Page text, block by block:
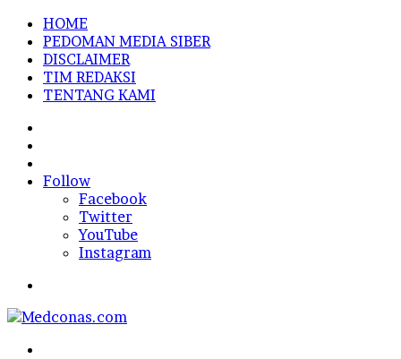
HOME
PEDOMAN MEDIA SIBER
DISCLAIMER
TIM REDAKSI
TENTANG KAMI
In
Follow
Facebook
Twitter
YouTube
Instagram